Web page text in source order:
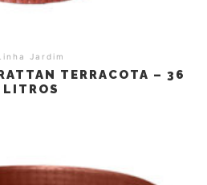
Jardim
TERRACOTA – 36
LITROS